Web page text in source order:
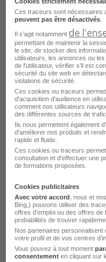
Voir plus
Emploi Formateur
Emploi Formateur
Emploi Formateur
Emploi Formateur
Emploi Formateur
Emploi Formateur
Emploi Formateur
Emploi Formateur
Emploi Formateur
Emploi Formateur
Voir toutes les
Ces traceurs sont nécessaires
peuvent pas être désactivés
Il s'agit notamment de
permettant de maintenir la
le site, de stocker des
utilisateurs, les annonces ou
de l'utilisateur, vérifier s'il est
sécurité du site web en
violations de sécurité.
Ces cookies ou traceurs
d'acquisition d'audience en
comment nos utilisateurs
des différentes sources de trafic.
Ils nous permettent également
d'améliorer nos produits et
rapide et fluide.
Ces cookies ou traceurs
consultation et d'effectuer une
de formations proposées.
Cookies publicitaires
Avec votre accord , nous et
Bing,) pouvons utiliser des
offres d’emploi ou des offres
probabilités de trouver
Nos partenaires
votre profil et de vos centres
Vous pouvez à tout moment
consentement en cliquant sur